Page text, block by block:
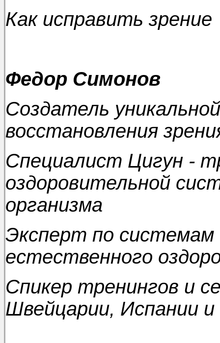
Как исправить зрение
Федор Симонов
Создатель
восстановления
Специалист Цигун -
оздоровительной
организма
Эксперт по системам
естественного
Спикер тренингов и
Швейцарии, Испании